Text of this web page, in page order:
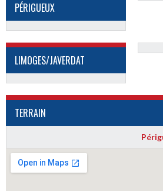
PÉRIGUEUX
LIMOGES/JAVERDAT
TERRAIN